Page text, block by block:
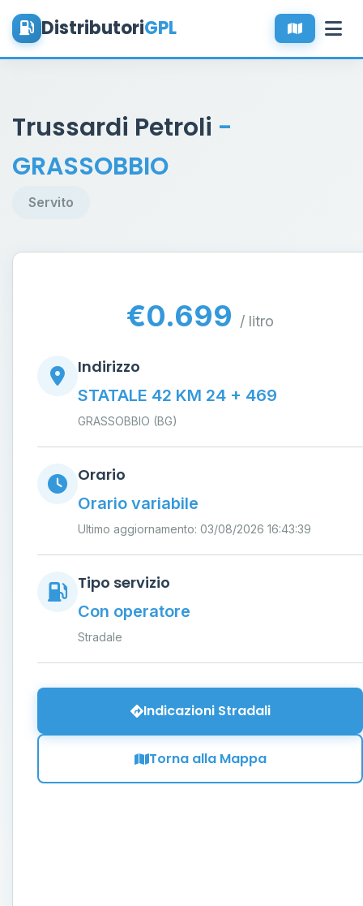
DistributoriGPL
Trussardi Petroli -
GRASSOBBIO
Servito
€0.699 / litro
Indirizzo
STATALE 42 KM 24 + 469
GRASSOBBIO (BG)
Orario
Orario variabile
Ultimo aggiornamento: 03/08/2026 16:43:39
Tipo servizio
Con operatore
Stradale
Indicazioni Stradali
Torna alla Mappa